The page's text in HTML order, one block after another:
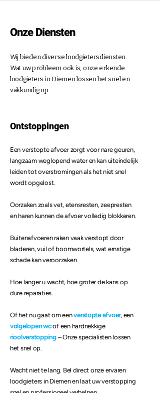
Onze Diensten
Wij bieden diverse loodgietersdiensten.
Wat uw probleem ook is, onze erkende
loodgieters in Diemen lossen het snel en
vakkundig op.
Ontstoppingen
Een verstopte afvoer zorgt voor nare geuren,
langzaam weglopend water en kan uiteindelijk
leiden tot overstromingen als het niet snel
wordt opgelost.
Oorzaken zoals vet, etensresten, zeepresten
en haren kunnen de afvoer volledig blokkeren.
Buitenafvoeren raken vaak verstopt door
bladeren, vuil of boomwortels, wat ernstige
schade kan veroorzaken.
Hoe langer u wacht, hoe groter de kans op
dure reparaties.
Of het nu gaat om eenverstopte afvoer, een
volgelopen wcof een hardnekkige
rioolverstopping–Onze specialisten lossen
het snel op.
Wacht niet te lang. Bel direct onze ervaren
loodgieters in Diemen en laat uw verstopping